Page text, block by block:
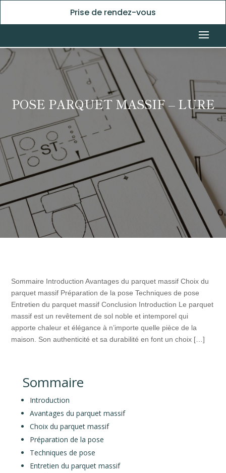
Prise de rendez-vous
POSE PARQUET MASSIF – LURE
Sommaire Introduction Avantages du parquet massif Choix du
parquet massif Préparation de la pose Techniques de pose
Entretien du parquet massif Conclusion Introduction Le parquet
massif est un revêtement de sol noble et intemporel qui
apporte chaleur et élégance à n’importe quelle pièce de la
maison. Son authenticité et sa durabilité en font un choix […]
Sommaire
Introduction
Avantages du parquet massif
Choix du parquet massif
Préparation de la pose
Techniques de pose
Entretien du parquet massif